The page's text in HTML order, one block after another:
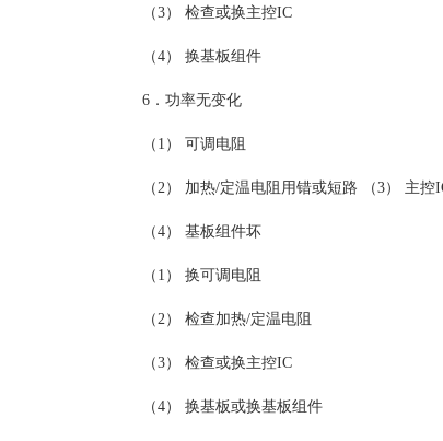
（3） 检查或换主控IC
（4） 换基板组件
6．功率无变化
（1） 可调电阻
（2） 加热/定温电阻用错或短路 （3） 主控
（4） 基板组件坏
（1） 换可调电阻
（2） 检查加热/定温电阻
（3） 检查或换主控IC
（4） 换基板或换基板组件